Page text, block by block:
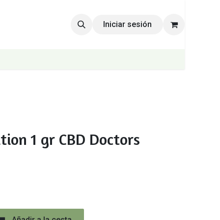
Iniciar sesión
1 gr CBD Doctors